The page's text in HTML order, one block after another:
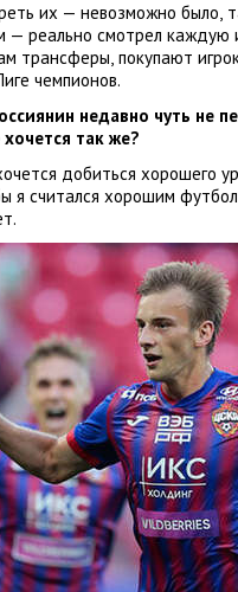
их — невозможно было,
— реально смотрел каждую
трансферы, покупают
чемпионов.
недавно чуть не
хочется так же?
добиться хорошего
я считался хорошим